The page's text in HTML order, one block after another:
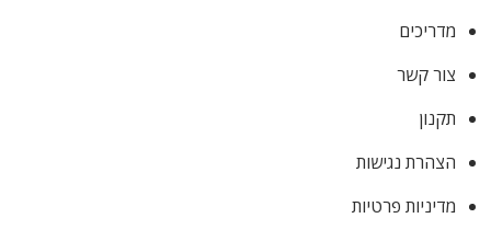
מדריכים
צור קשר
תקנון
הצהרת נגישות
מדיניות פרטיות